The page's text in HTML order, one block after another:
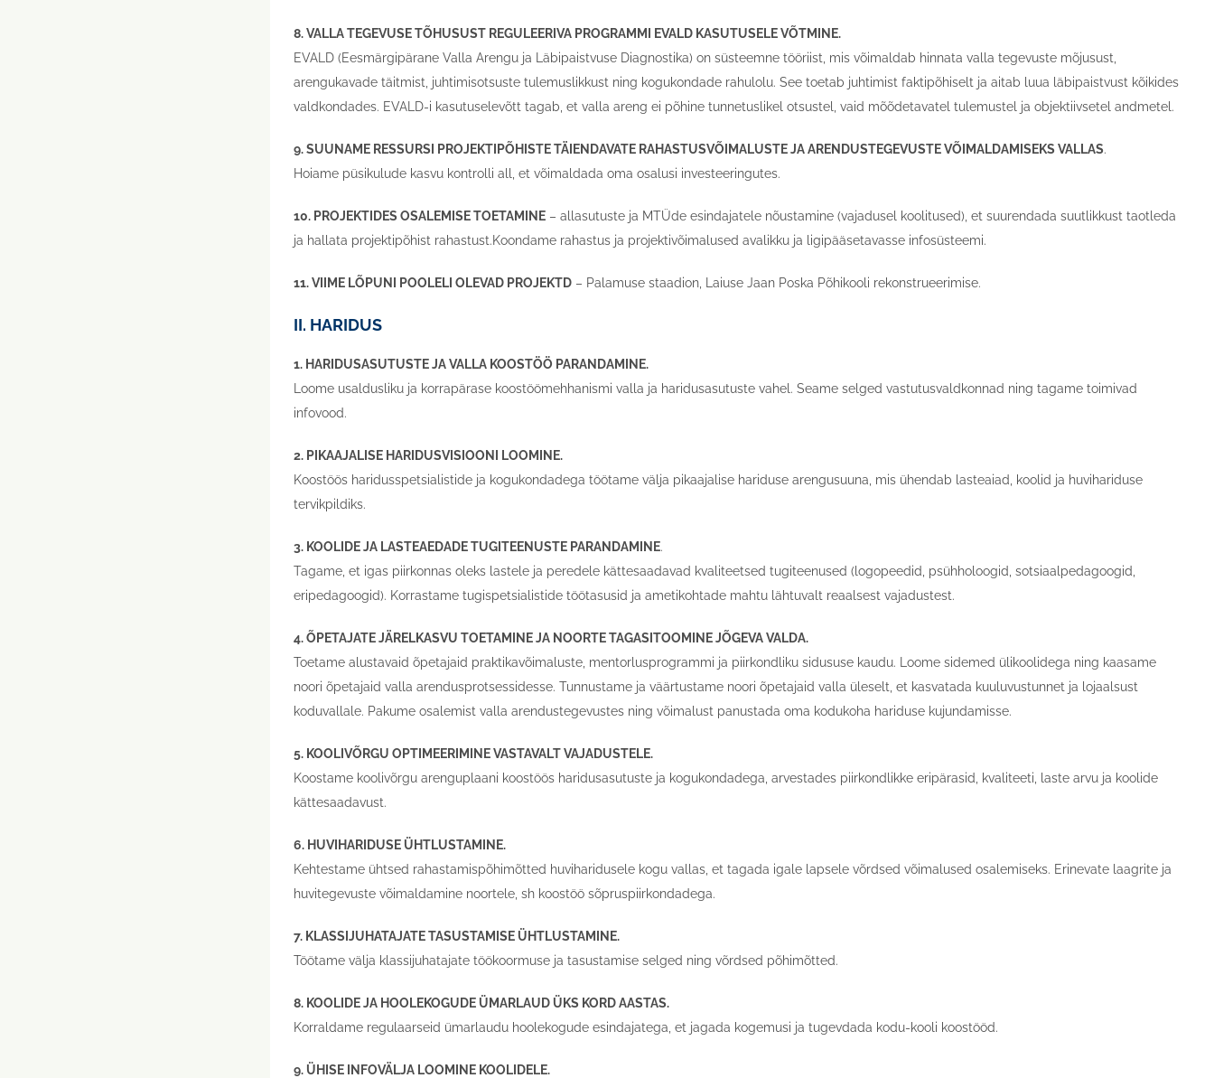
8. VALLA TEGEVUSE TÕHUSUST REGULEERIVA PROGRAMMI EVALD KASUTUSELE VÕTMINE.
EVALD (Eesmärgipärane Valla Arengu ja Läbipaistvuse Diagnostika) on süsteemne tööriist, mis võimaldab hinnata valla tegevuste mõjusust,
arengukavade täitmist, juhtimisotsuste tulemuslikkust ning kogukondade rahulolu. See toetab juhtimist faktipõhiselt ja aitab luua läbipaistvust kõikides
valdkondades. EVALD-i kasutuselevõtt tagab, et valla areng ei põhine tunnetuslikel otsustel, vaid mõõdetavatel tulemustel ja objektiivsetel andmetel.
9. SUUNAME RESSURSI PROJEKTIPÕHISTE TÄIENDAVATE RAHASTUSVÕIMALUSTE JA ARENDUSTEGEVUSTE VÕIMALDAMISEKS VALLAS.
Hoiame püsikulude kasvu kontrolli all, et võimaldada oma osalusi investeeringutes.
10. PROJEKTIDES OSALEMISE TOETAMINE – allasutuste ja MTÜde esindajatele nõustamine (vajadusel koolitused), et suurendada suutlikkust taotleda
ja hallata projektipõhist rahastust.Koondame rahastus ja projektivõimalused avalikku ja ligipääsetavasse infosüsteemi.
11. VIIME LÕPUNI POOLELI OLEVAD PROJEKTD – Palamuse staadion, Laiuse Jaan Poska Põhikooli rekonstrueerimise.
II. HARIDUS
1. HARIDUSASUTUSTE JA VALLA KOOSTÖÖ PARANDAMINE.
Loome usaldusliku ja korrapärase koostöömehhanismi valla ja haridusasutuste vahel. Seame selged vastutusvaldkonnad ning tagame toimivad
infovood.
2. PIKAAJALISE HARIDUSVISIOONI LOOMINE.
Koostöös haridusspetsialistide ja kogukondadega töötame välja pikaajalise hariduse arengusuuna, mis ühendab lasteaiad, koolid ja huvihariduse
tervikpildiks.
3. KOOLIDE JA LASTEAEDADE TUGITEENUSTE PARANDAMINE.
Tagame, et igas piirkonnas oleks lastele ja peredele kättesaadavad kvaliteetsed tugiteenused (logopeedid, psühholoogid, sotsiaalpedagoogid,
eripedagoogid). Korrastame tugispetsialistide töötasusid ja ametikohtade mahtu lähtuvalt reaalsest vajadustest.
4. ÕPETAJATE JÄRELKASVU TOETAMINE JA NOORTE TAGASITOOMINE JÕGEVA VALDA.
Toetame alustavaid õpetajaid praktikavõimaluste, mentorlusprogrammi ja piirkondliku sidususe kaudu. Loome sidemed ülikoolidega ning kaasame
noori õpetajaid valla arendusprotsessidesse. Tunnustame ja väärtustame noori õpetajaid valla üleselt, et kasvatada kuuluvustunnet ja lojaalsust
koduvallale. Pakume osalemist valla arendustegevustes ning võimalust panustada oma kodukoha hariduse kujundamisse.
5. KOOLIVÕRGU OPTIMEERIMINE VASTAVALT VAJADUSTELE.
Koostame koolivõrgu arenguplaani koostöös haridusasutuste ja kogukondadega, arvestades piirkondlikke eripärasid, kvaliteeti, laste arvu ja koolide
kättesaadavust.
6. HUVIHARIDUSE ÜHTLUSTAMINE.
Kehtestame ühtsed rahastamispõhimõtted huviharidusele kogu vallas, et tagada igale lapsele võrdsed võimalused osalemiseks. Erinevate laagrite ja
huvitegevuste võimaldamine noortele, sh koostöö sõpruspiirkondadega.
7. KLASSIJUHATAJATE TASUSTAMISE ÜHTLUSTAMINE.
Töötame välja klassijuhatajate töökoormuse ja tasustamise selged ning võrdsed põhimõtted.
8. KOOLIDE JA HOOLEKOGUDE ÜMARLAUD ÜKS KORD AASTAS.
Korraldame regulaarseid ümarlaudu hoolekogude esindajatega, et jagada kogemusi ja tugevdada kodu-kooli koostööd.
9. ÜHISE INFOVÄLJA LOOMINE KOOLIDELE.